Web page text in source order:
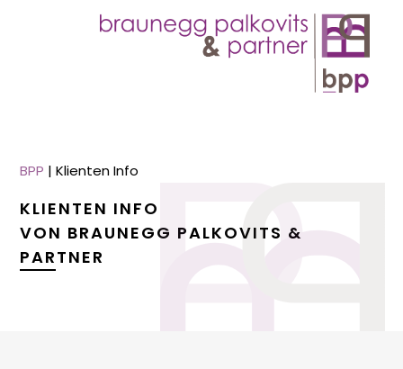
BPP |Klienten Info
KLIENTEN INFO
VON BRAUNEGG PALKOVITS &
PARTNER